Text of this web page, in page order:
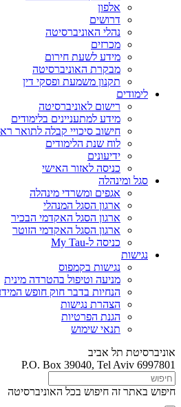
אלפון
דרושים
נהלי האוניברסיטה
מכרזים
מידע לשעת חירום
מבקרת האוניברסיטה
תקנון משמעת ופסקי דין
לימודים
רישום לאוניברסיטה
מידע למתעניינים בלימודים
חישוב סיכויי קבלה לתואר
לוח שנת הלימודים
ידיעונים
כניסה לאזור האישי
סגל ומינהלה
אגפים ומשרדי מינהלה
ארגון הסגל המנהלי
ארגון הסגל האקדמי הבכיר
ארגון הסגל האקדמי הזוטר
כניסה ל-My Tau
נגישות
נגישות בקמפוס
מניעה וטיפול בהטרדה מינית
הנחיות בדבר חוק חופש
הצהרת נגישות
הגנת הפרטיות
תנאי שימוש
אוניברסיטת תל אביב
P.O. Box 39040, Tel Aviv 6997801
חיפוש באתר זה חיפוש בכל האוניברסיטה